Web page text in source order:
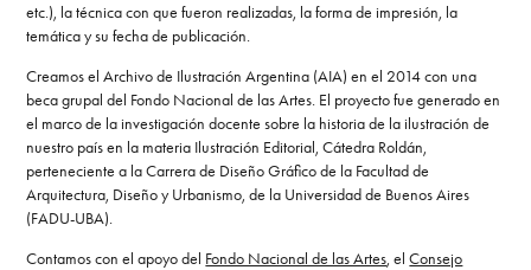
etc.), la técnica con que fueron realizadas, la forma de impresión, la
temática y su fecha de publicación.
Creamos el Archivo de Ilustración Argentina (AIA) en el 2014 con una
beca grupal del Fondo Nacional de las Artes. El proyecto fue generado en
el marco de la investigación docente sobre la historia de la ilustración de
nuestro país en la materia Ilustración Editorial, Cátedra Roldán,
perteneciente a la Carrera de Diseño Gráfico de la Facultad de
Arquitectura, Diseño y Urbanismo, de la Universidad de Buenos Aires
(FADU-UBA).
Contamos con el apoyo del Fondo Nacional de las Artes, elConsejo